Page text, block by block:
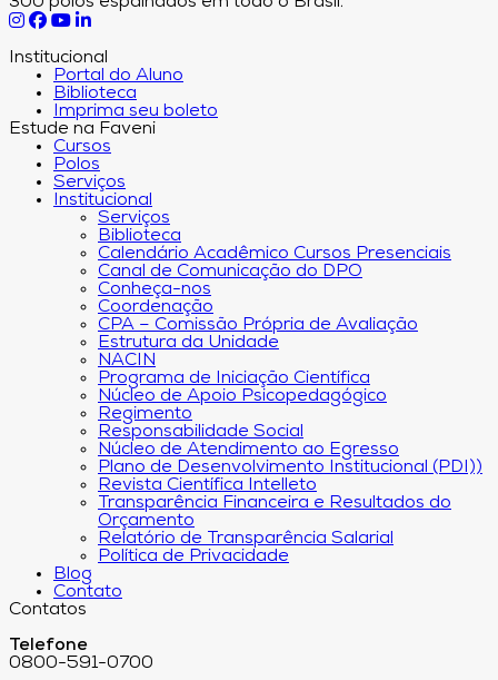
Institucional
Portal do Aluno
Biblioteca
Imprima seu boleto
Estude na Faveni
Cursos
Polos
Serviços
Institucional
Serviços
Biblioteca
Calendário Acadêmico Cursos Presenciais
Canal de Comunicação do DPO
Conheça-nos
Coordenação
CPA – Comissão Própria de Avaliação
Estrutura da Unidade
NACIN
Programa de Iniciação Científica
Núcleo de Apoio Psicopedagógico
Regimento
Responsabilidade Social
Núcleo de Atendimento ao Egresso
Plano de Desenvolvimento Institucional (PDI))
Revista Científica Intelleto
Transparência Financeira e Resultados do
Orçamento
Relatório de Transparência Salarial
Política de Privacidade
Blog
Contato
Contatos
Telefone
0800-591-0700